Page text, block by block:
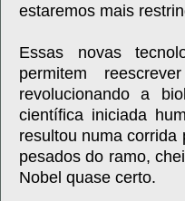
estaremos mais
Essas novas
permitem
revolucionando a
científica iniciada
resultou numa corrida
pesados do ramo,
Nobel quase certo.